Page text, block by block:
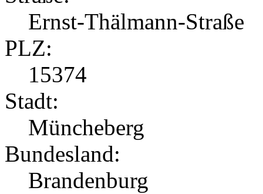
Ernst-Thälmann-Straße
PLZ:
15374
Stadt:
Müncheberg
Bundesland:
Brandenburg